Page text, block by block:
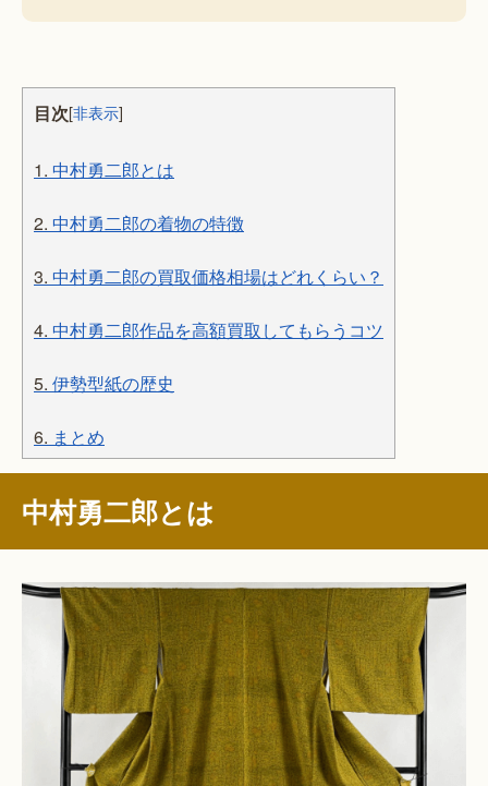
目次[非表示]
1. 中村勇二郎とは
2. 中村勇二郎の着物の特徴
3. 中村勇二郎の買取価格相場はどれくらい？
4. 中村勇二郎作品を高額買取してもらうコツ
5. 伊勢型紙の歴史
6. まとめ
中村勇二郎とは